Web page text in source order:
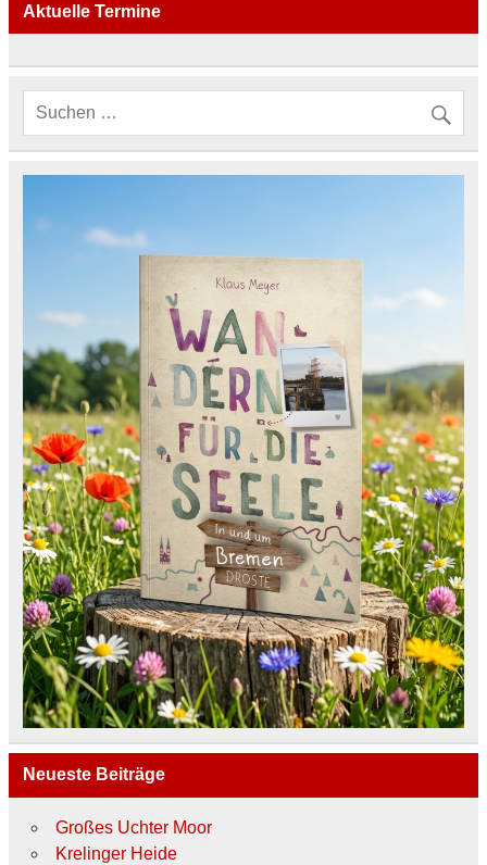
Aktuelle Termine
Neueste Beiträge
Großes Uchter Moor
Krelinger Heide